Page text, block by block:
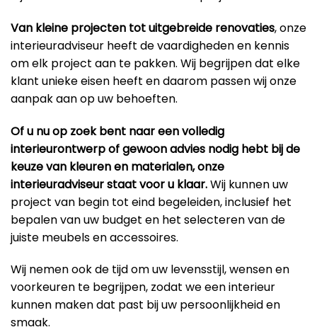
Van kleine projecten tot uitgebreide renovaties, onze
interieuradviseur heeft de vaardigheden en kennis
om elk project aan te pakken. Wij begrijpen dat elke
klant unieke eisen heeft en daarom passen wij onze
aanpak aan op uw behoeften.
Of u nu op zoek bent naar een volledig
interieurontwerp of gewoon advies nodig hebt bij de
keuze van kleuren en materialen, onze
interieuradviseur staat voor u klaar.Wij kunnen uw
project van begin tot eind begeleiden, inclusief het
bepalen van uw budget en het selecteren van de
juiste meubels en accessoires.
Wij nemen ook de tijd om uw levensstijl, wensen en
voorkeuren te begrijpen, zodat we een interieur
kunnen maken dat past bij uw persoonlijkheid en
smaak.